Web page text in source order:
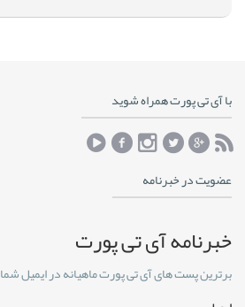
با آی تی پورت همراه شوید
عضویت در خبرنامه
خبرنامه آی تی پورت
برترین پست های آی تی پورت ماهیانه در ایمیل شما